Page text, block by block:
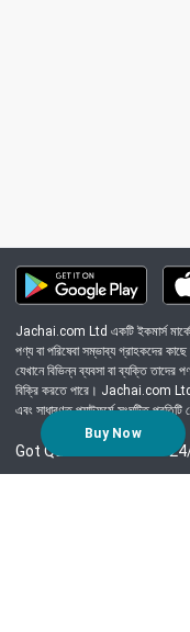
Buy Now
Jachai.com Ltd একটি ইকমার্স
পণ্য বা পরিষেবা সম্ভাব্য গ্রাহকদের
যেখানে বিভিন্ন ব্যবসা বা ব্যক্তি
বিক্রি করতে পারে। Jachai.com Ltd
এবং সাধারণত প্ল্যাটফর্মে সংঘটিত
Got Question? Call us